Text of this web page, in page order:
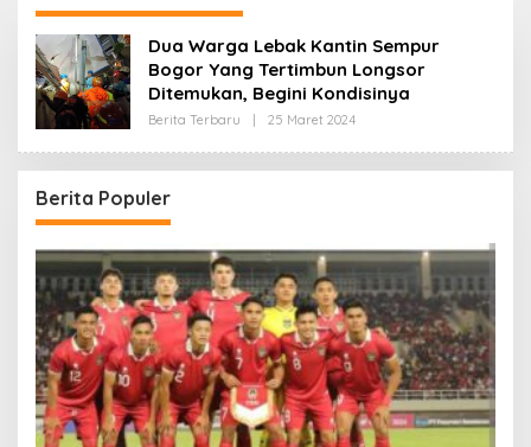
Dua Warga Lebak Kantin Sempur
Bogor Yang Tertimbun Longsor
Ditemukan, Begini Kondisinya
Berita Terbaru 25 Maret 2024Oleh
Berita Populer